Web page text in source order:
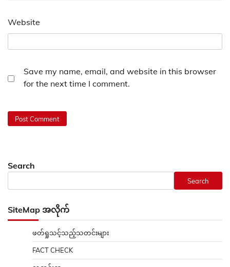
Website
Save my name, email, and website in this browser
for the next time I comment.
Search
Search
SiteMap အလိုက်
ဖတ်ရှုသင့်သည့်သတင်းများ
FACT CHECK